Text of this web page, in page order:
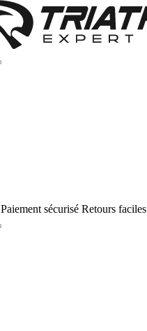
Paiement sécurisé Retours faciles